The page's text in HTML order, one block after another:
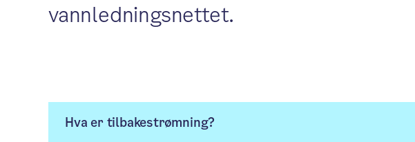
vannledningsnettet.
Hva er tilbakestrømning?